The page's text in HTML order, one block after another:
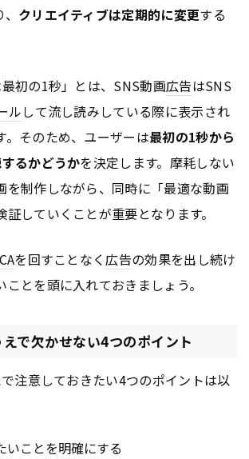
クリエイティブは定期的に変更する
初の1秒」とは、SNS動画広告はSNS
ルして流し読みしている際に表示され
。そのため、ユーザーは最初の1秒から
るかどうかを決定します。摩耗しない
を制作しながら、同時に「最適な動画
していくことが重要となります。
を回すことなく広告の効果を出し続け
とを頭に入れておきましょう。
で欠かせない4つのポイント
注意しておきたい4つのポイントは以
いことを明確にする